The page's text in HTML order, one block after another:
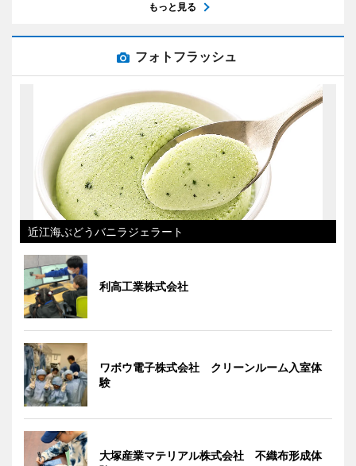
もっと見る
フォトフラッシュ
近江海ぶどうバニラジェラート
利高工業株式会社
ワボウ電子株式会社 クリーンルーム入室体
験
大塚産業マテリアル株式会社 不織布形成体